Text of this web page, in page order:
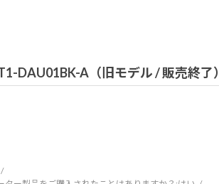
DAU01BK-A（旧モデル / 販売終了）